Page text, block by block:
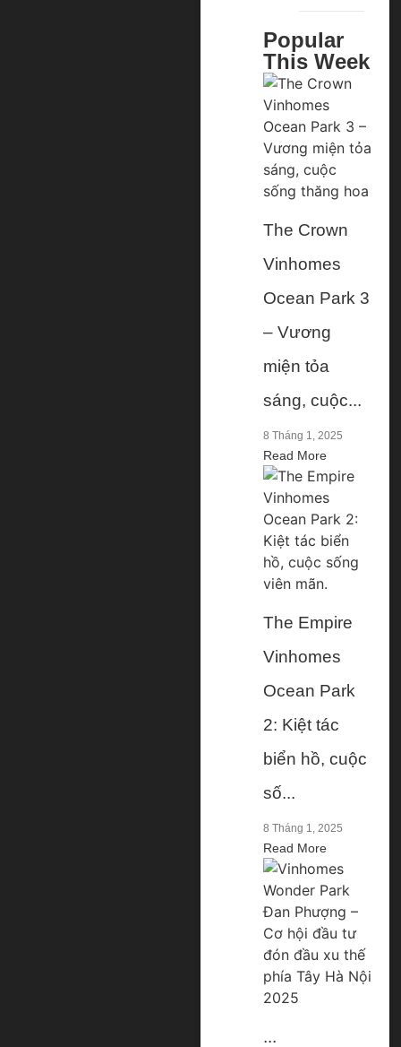
Popular
This Week
The Crown
Vinhomes
Ocean Park 3
– Vương
miện tỏa
sáng, cuộc...
8 Tháng 1, 2025
Read More
The Empire
Vinhomes
Ocean Park
2: Kiệt tác
biển hồ, cuộc
số...
8 Tháng 1, 2025
Read More
...